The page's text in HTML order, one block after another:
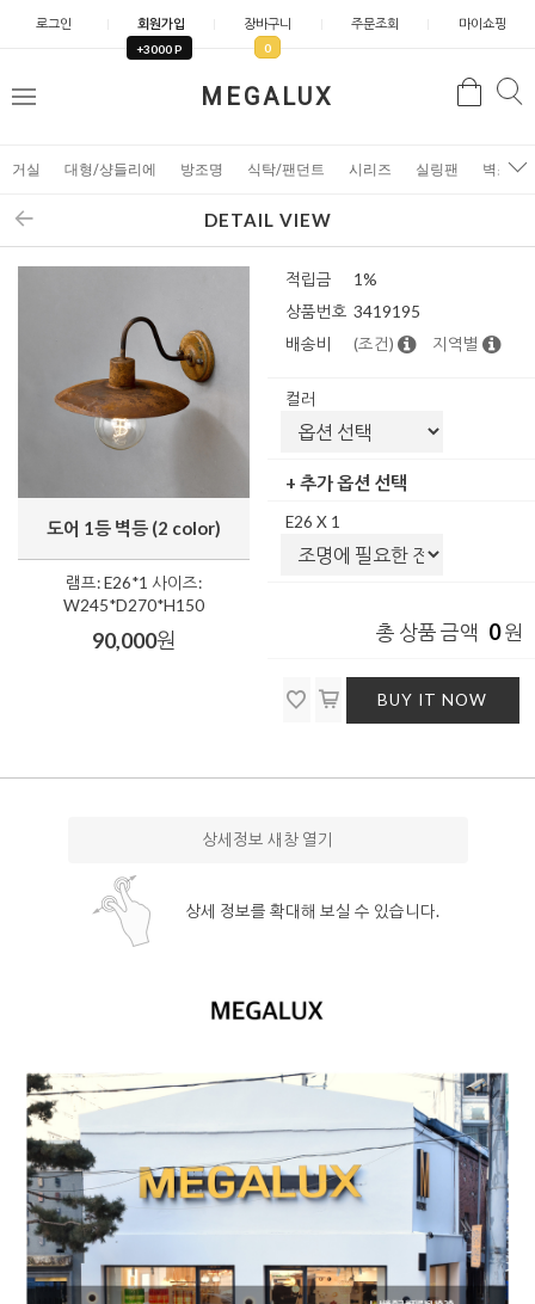
로그인 회원가입
+3000 P
장바구니
0
주문조회 마이쇼핑
MEGALUX
메
검
거실 대형/샹들리에 방조명 식탁/팬던트 시리즈 실링팬 벽조명
DETAIL VIEW
도어 1등 벽등 (2 color)
램프: E26*1 사이즈:
W245*D270*H150
90,000원
적립금
1%
상품번호 3419195
배송비
(조건) 지역별
컬러
+ 추가 옵션 선택
E26 X 1
총 상품 금액 0원
BUY IT NOW
상세정보 새창 열기
상세 정보를 확대해 보실 수 있습니다.